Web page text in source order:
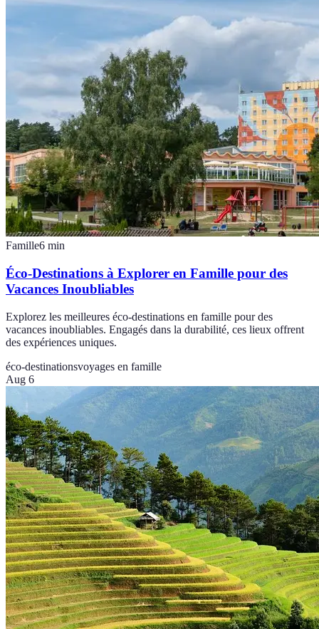
Famille6 min
Éco-Destinations à Explorer en Famille pour des
Vacances Inoubliables
Explorez les meilleures éco-destinations en famille pour des
vacances inoubliables. Engagés dans la durabilité, ces lieux offrent
des expériences uniques.
éco-destinationsvoyages en famille
Aug 6